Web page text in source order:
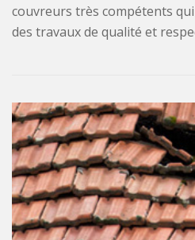
couvreurs très compétents
des travaux de qualité et